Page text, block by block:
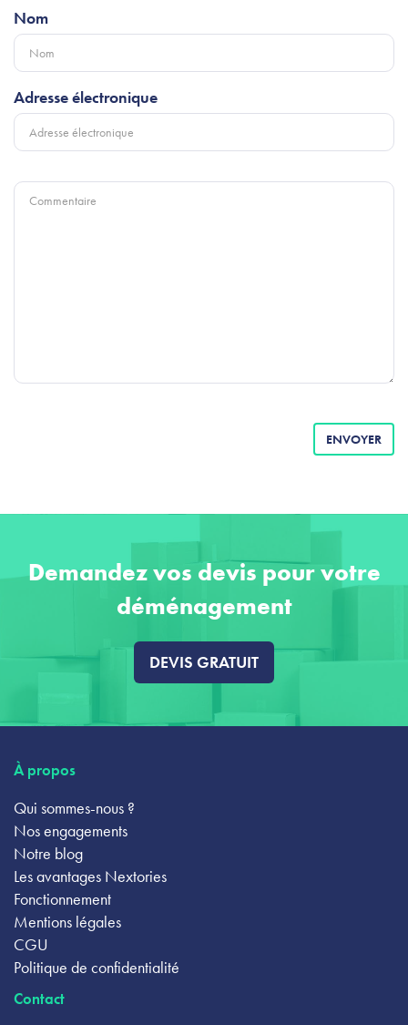
Nom
Adresse électronique
Commentaire
ENVOYER
Demandez vos devis pour votre
déménagement
DEVIS GRATUIT
À propos
Qui sommes-nous ?
Nos engagements
Notre blog
Les avantages Nextories
Fonctionnement
Mentions légales
CGU
Politique de confidentialité
Contact